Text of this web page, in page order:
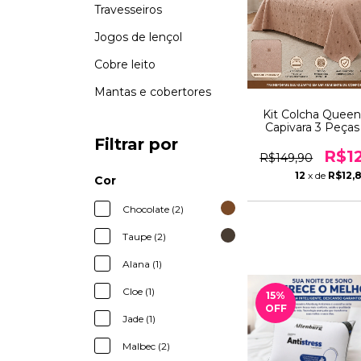
Travesseiros
Jogos de lençol
Cobre leito
Mantas e cobertores
Filtrar por
Cor
Chocolate (2)
Taupe (2)
Alana (1)
Cloe (1)
Jade (1)
Malbec (2)
Kit Colcha
Capivara 3
Travesseiros - 2,60
Conforto e Estilo
R$149,90
12 x de
15%
OFF